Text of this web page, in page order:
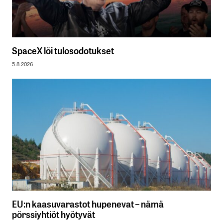
SpaceX löi tulosodotukset
5.8.2026
EU:n kaasuvarastot hupenevat – nämä
pörssiyhtiöt hyötyvät